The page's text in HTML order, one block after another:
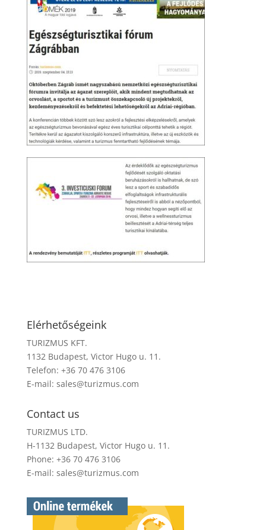
Elérhetőségeink
TURIZMUS KFT.
1132 Budapest, Victor Hugo u. 11.
Telefon: +36 70 476 3106
E-mail: sales@turizmus.com
Contact us
TURIZMUS LTD.
H-1132 Budapest, Victor Hugo u. 11.
Phone: +36 70 476 3106
E-mail: sales@turizmus.com